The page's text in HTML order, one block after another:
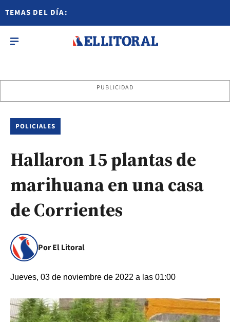
TEMAS DEL DÍA:
PUBLICIDAD
POLICIALES
Hallaron 15 plantas de
marihuana en una casa
de Corrientes
Por El Litoral
Jueves, 03 de noviembre de 2022 a las 01:00